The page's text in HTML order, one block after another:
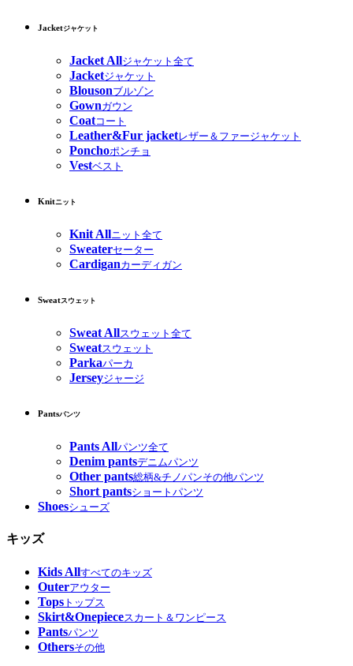
Jacketジャケット
Jacket Allジャケット全て
Jacketジャケット
Blousonブルゾン
Gownガウン
Coatコート
Leather&Fur jacketレザー＆ファージャケット
Ponchoポンチョ
Vestベスト
Knitニット
Knit Allニット全て
Sweaterセーター
Cardiganカーディガン
Sweatスウェット
Sweat Allスウェット全て
Sweatスウェット
Parkaパーカ
Jerseyジャージ
Pantsパンツ
Pants Allパンツ全て
Denim pantsデニムパンツ
Other pants総柄&チノパンその他パンツ
Short pantsショートパンツ
Shoesシューズ
キッズ
Kids Allすべてのキッズ
Outerアウター
Tops トップス
Skirt&Onepieceスカート＆ワンピース
Pantsパンツ
Othersその他